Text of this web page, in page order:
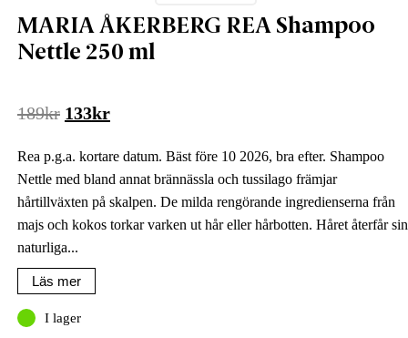
MARIA ÅKERBERG REA Shampoo
Nettle 250 ml
189kr Det
priset
var:
189kr.
133krDet
priset
är:
133kr.
Rea p.g.a. kortare datum. Bäst före 10 2026, bra efter. Shampoo
Nettle med bland annat brännässla och tussilago främjar
hårtillväxten på skalpen. De milda rengörande ingredienserna från
majs och kokos torkar varken ut hår eller hårbotten. Håret återfår sin
naturliga...
Läs mer
I lager